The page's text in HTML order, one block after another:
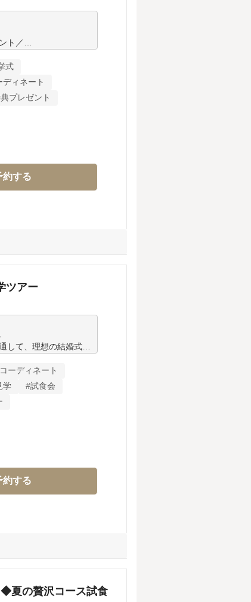
ト／
55万円OFFの15大特典
会など満載！チャペル
日限りで特別公開！
式
ィネート
プレゼント
約する
ツアー
して、理想の結婚式を
能ください。
ひ一度ご体感くださ
ーディネート
学
#試食会
約する
◆夏の贅沢コース試食